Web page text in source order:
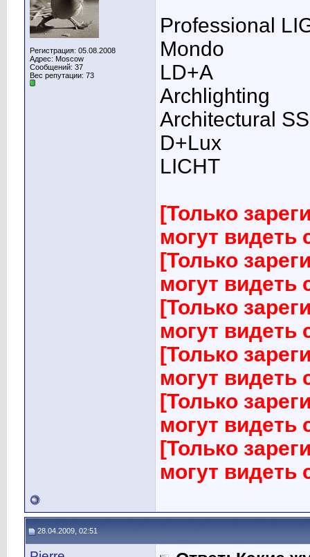
Регистрация: 05.08.2008
Адрес: Moscow
Сообщений: 37
Вес репутации: 73
Professional
Mondo
LD+A
Archlighting
Architectural
D+Lux
LICHT
[Только
могут
[Только
могут
[Только
могут
[Только
могут
[Только
могут
[Только
могут
28.04.2009, 02:51